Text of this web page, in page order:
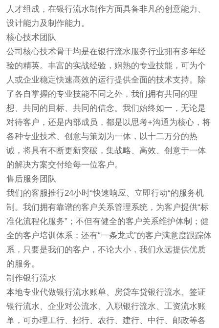
人才组成，在银行流水制作方面具备非凡的创意能力、
设计能力及制作能力。
核心技术团队
公司核心技术骨干均是在银行流水服务行业拥有多年经
验的精英。丰富的实战经验，娴熟的专业技能，可为个
人或企业稳定快速高效的运行提供全面的技术支持。除
了各自掌握的专业技能不同之外，我们拥有共同的理
想、共同的目标、共同的信念。我们始终如一，无论是
对待客户，还是内部成员，都是以思考+沟通为核心，将
各种专业技术、创意与策划为一体，以十二万分的热
诚，将具有不断更新突破，集战略、高效、创意于一体
的解决方案交付给每一位客户。
售后服务团队
我们的客服推行24小时“快速响应、立即行动“的服务机
制。我们拥有靠谱的客户关系管理系统，为客户提供“标
准化流程化服务”；不但有健全的客户关系维护体制；健
全的客户培训体系；还有“一条龙式”的客户满意度跟踪体
系，只要是我们的客户，不论大小，我们永远提供优质
的服务。
制作银行流水
本地专业代做银行流水账单、房贷车贷银行流水、签证
银行流水、企业对公流水、入职银行流水、工资流水账
单，可办理工行、招行、农行、建行、中行、邮政等各